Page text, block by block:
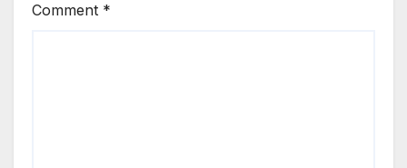
Comment *